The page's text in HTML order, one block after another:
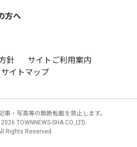
方へ
針
サイトご利用案内
サイトマップ
事・写真等の無断転載を禁止します。
2026 TOWNNEWS-SHA CO.,LTD.
Rights Reserved.